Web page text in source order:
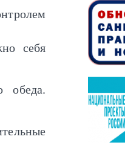
себя
обеда.